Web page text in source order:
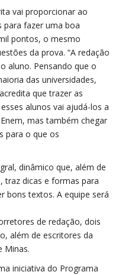
vai proporcionar ao
fazer uma boa
pontos, o mesmo
da prova. “A redação
aluno. Pensando que o
das universidades,
que trazer as
alunos vai ajudá-los a
mas também chegar
para o que os
dinâmico que, além de
traz dicas e formas para
bons textos. A equipe será
de redação, dois
além de escritores da
Minas.
iniciativa do Programa